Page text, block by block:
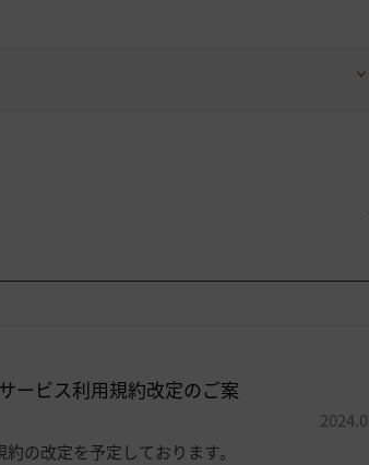
ービス利用規約改定のご案
の改定を予定しております。